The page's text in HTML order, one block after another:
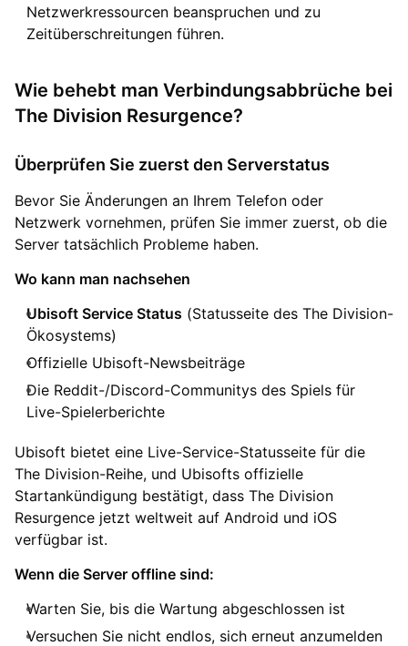
Netzwerkressourcen beanspruchen und zu
Zeitüberschreitungen führen.
Wie behebt man Verbindungsabbrüche bei
The Division Resurgence?
Überprüfen Sie zuerst den Serverstatus
Bevor Sie Änderungen an Ihrem Telefon oder
Netzwerk vornehmen, prüfen Sie immer zuerst, ob die
Server tatsächlich Probleme haben.
Wo kann man nachsehen
Ubisoft Service Status (Statusseite des The Division-
Ökosystems)
Offizielle Ubisoft-Newsbeiträge
Die Reddit-/Discord-Communitys des Spiels für
Live-Spielerberichte
Ubisoft bietet eine Live-Service-Statusseite für die
The Division-Reihe, und Ubisofts offizielle
Startankündigung bestätigt, dass The Division
Resurgence jetzt weltweit auf Android und iOS
verfügbar ist.
Wenn die Server offline sind:
Warten Sie, bis die Wartung abgeschlossen ist
Versuchen Sie nicht endlos, sich erneut anzumelden